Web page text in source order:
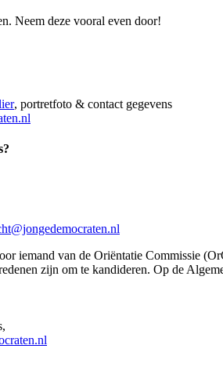
Neem deze vooral even door!
, portretfoto & contact gegevens
iemand van de Oriëntatie Commissie
zijn om te kandideren. Op de